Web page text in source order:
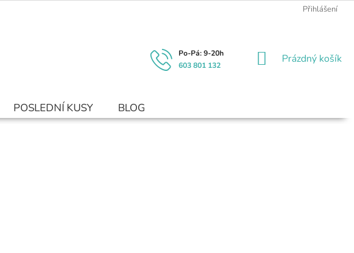
Přihlášení
603 801 132
NÁKUPNÍ
Prázdný košík
POSLEDNÍ KUSY BLOG